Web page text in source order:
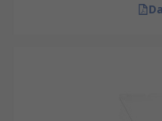
เกิดหยดน้ำหรือรอยมัวบน